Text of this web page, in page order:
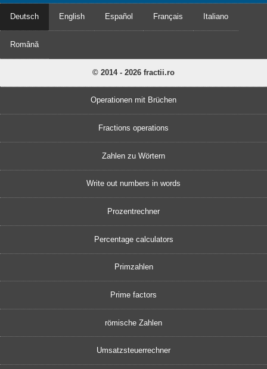
Deutsch English Español Français Italiano
Română
© 2014 - 2026 fractii.ro
Operationen mit Brüchen
Fractions operations
Zahlen zu Wörtern
Write out numbers in words
Prozentrechner
Percentage calculators
Primzahlen
Prime factors
römische Zahlen
Umsatzsteuerrechner